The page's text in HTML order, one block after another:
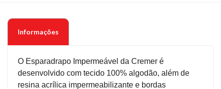
Informações
O Esparadrapo Impermeável da Cremer é
desenvolvido com tecido 100% algodão, além de
resina acrílica impermeabilizante e bordas